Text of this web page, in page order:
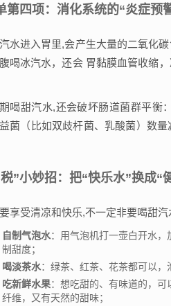
第四项：消化系统的“炎症预
水进入胃里,会产生大量的二氧化
喝冰汽水，还会 胃黏膜血管收缩
喝甜汽水,还会破坏肠道菌群平衡
菌（比如双歧杆菌、乳酸菌）数
”小妙招：把“快乐水”换成“
享受清凉和快乐,不一定非要喝甜汽
自制气泡水：用气泡机打一壶白开水
制甜度；
喝淡茶水：绿茶、红茶、花茶都可以，
吃新鲜水果：想吃甜的、有味道的，
纤维，又有天然的甜味；